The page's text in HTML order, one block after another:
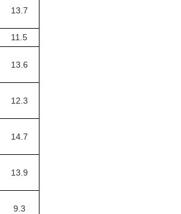
13.7
11.5
13.6
12.3
14.7
13.9
9.3